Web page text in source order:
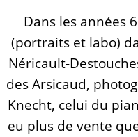
Dans les années
(portraits et labo)
Néricault-
des Arsicaud,
Knecht, celui du
eu plus de vente